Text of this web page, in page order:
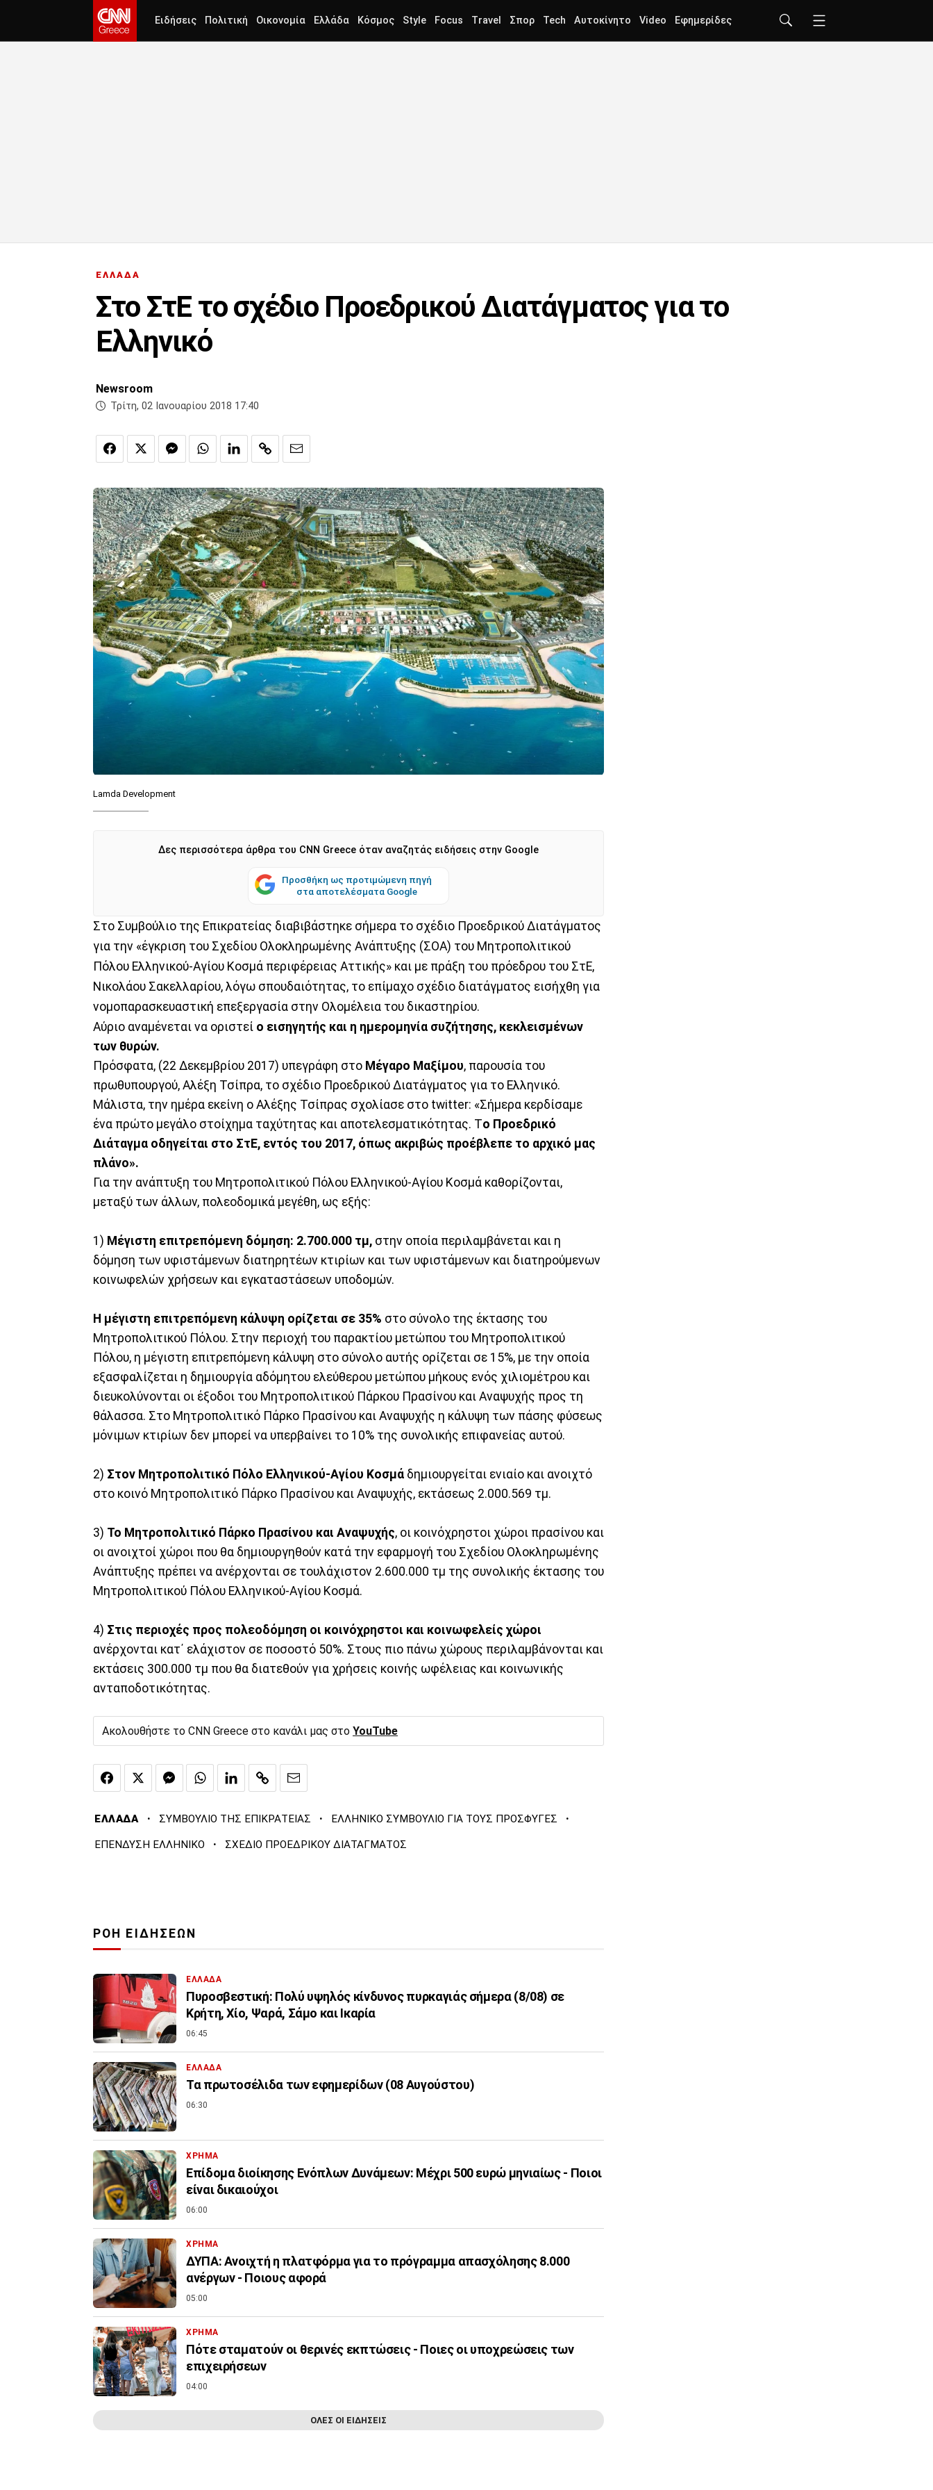
Ειδήσεις Πολιτική Οικονομία Ελλάδα Κόσμος Style Focus Travel Σπορ Tech Αυτοκίνητο Video Εφημερίδες
ΕΛΛΑΔΑ
Στο ΣτΕ το σχέδιο Προεδρικού Διατάγματος για το
Ελληνικό
Newsroom
Τρίτη, 02 Ιανουαρίου 2018 17:40
Lamda Development
Δες περισσότερα άρθρα του CNN Greece όταν αναζητάς ειδήσεις στην Google
Προσθήκη ως προτιμώμενη πηγή
στα αποτελέσματα Google
Στο Συμβούλιο της Επικρατείας διαβιβάστηκε σήμερα το σχέδιο Προεδρικού Διατάγματος
για την «έγκριση του Σχεδίου Ολοκληρωμένης Ανάπτυξης (ΣΟΑ) του Μητροπολιτικού
Πόλου Ελληνικού-Αγίου Κοσμά περιφέρειας Αττικής» και με πράξη του πρόεδρου του ΣτΕ,
Νικολάου Σακελλαρίου, λόγω σπουδαιότητας, το επίμαχο σχέδιο διατάγματος εισήχθη για
νομοπαρασκευαστική επεξεργασία στην Ολομέλεια του δικαστηρίου.
Αύριο αναμένεται να οριστεί ο εισηγητής και η ημερομηνία συζήτησης, κεκλεισμένων
των θυρών.
Πρόσφατα, (22 Δεκεμβρίου 2017) υπεγράφη στο Μέγαρο Μαξίμου, παρουσία του
πρωθυπουργού, Αλέξη Τσίπρα, το σχέδιο Προεδρικού Διατάγματος για το Ελληνικό.
Μάλιστα, την ημέρα εκείνη ο Αλέξης Τσίπρας σχολίασε στο twitter: «Σήμερα κερδίσαμε
ένα πρώτο μεγάλο στοίχημα ταχύτητας και αποτελεσματικότητας. Το Προεδρικό
Διάταγμα οδηγείται στο ΣτΕ, εντός του 2017, όπως ακριβώς προέβλεπε το αρχικό μας
πλάνο».
Για την ανάπτυξη του Μητροπολιτικού Πόλου Ελληνικού-Αγίου Κοσμά καθορίζονται,
μεταξύ των άλλων, πολεοδομικά μεγέθη, ως εξής:
1) Μέγιστη επιτρεπόμενη δόμηση: 2.700.000 τμ, στην οποία περιλαμβάνεται και η
δόμηση των υφιστάμενων διατηρητέων κτιρίων και των υφιστάμενων και διατηρούμενων
κοινωφελών χρήσεων και εγκαταστάσεων υποδομών.
Η μέγιστη επιτρεπόμενη κάλυψη ορίζεται σε 35% στο σύνολο της έκτασης του
Μητροπολιτικού Πόλου. Στην περιοχή του παρακτίου μετώπου του Μητροπολιτικού
Πόλου, η μέγιστη επιτρεπόμενη κάλυψη στο σύνολο αυτής ορίζεται σε 15%, με την οποία
εξασφαλίζεται η δημιουργία αδόμητου ελεύθερου μετώπου μήκους ενός χιλιομέτρου και
διευκολύνονται οι έξοδοι του Μητροπολιτικού Πάρκου Πρασίνου και Αναψυχής προς τη
θάλασσα. Στο Μητροπολιτικό Πάρκο Πρασίνου και Αναψυχής η κάλυψη των πάσης φύσεως
μόνιμων κτιρίων δεν μπορεί να υπερβαίνει το 10% της συνολικής επιφανείας αυτού.
2) Στον Μητροπολιτικό Πόλο Ελληνικού-Αγίου Κοσμά δημιουργείται ενιαίο και ανοιχτό
στο κοινό Μητροπολιτικό Πάρκο Πρασίνου και Αναψυχής, εκτάσεως 2.000.569 τμ.
3) Το Μητροπολιτικό Πάρκο Πρασίνου και Αναψυχής, οι κοινόχρηστοι χώροι πρασίνου και
οι ανοιχτοί χώροι που θα δημιουργηθούν κατά την εφαρμογή του Σχεδίου Ολοκληρωμένης
Ανάπτυξης πρέπει να ανέρχονται σε τουλάχιστον 2.600.000 τμ της συνολικής έκτασης του
Μητροπολιτικού Πόλου Ελληνικού-Αγίου Κοσμά.
4) Στις περιοχές προς πολεοδόμηση οι κοινόχρηστοι και κοινωφελείς χώροι
ανέρχονται κατ΄ ελάχιστον σε ποσοστό 50%. Στους πιο πάνω χώρους περιλαμβάνονται και
εκτάσεις 300.000 τμ που θα διατεθούν για χρήσεις κοινής ωφέλειας και κοινωνικής
ανταποδοτικότητας.
Ακολουθήστε το CNN Greece στο κανάλι μας στο YouTube
ΕΛΛΑΔΑ · ΣΥΜΒΟΥΛΙΟ ΤΗΣ ΕΠΙΚΡΑΤΕΙΑΣ · ΕΛΛΗΝΙΚΟ ΣΥΜΒΟΥΛΙΟ ΓΙΑ ΤΟΥΣ ΠΡΟΣΦΥΓΕΣ ·
ΕΠΕΝΔΥΣΗ ΕΛΛΗΝΙΚΟ · ΣΧΕΔΙΟ ΠΡΟΕΔΡΙΚΟΥ ΔΙΑΤΑΓΜΑΤΟΣ
ΡΟΗ ΕΙΔΗΣΕΩΝ
ΕΛΛΑΔΑ
Πυροσβεστική: Πολύ υψηλός κίνδυνος πυρκαγιάς σήμερα (8/08) σε
Κρήτη, Χίο, Ψαρά, Σάμο και Ικαρία
06:45
ΕΛΛΑΔΑ
Τα πρωτοσέλιδα των εφημερίδων (08 Αυγούστου)
06:30
ΧΡΗΜΑ
Επίδομα διοίκησης Ενόπλων Δυνάμεων: Μέχρι 500 ευρώ μηνιαίως - Ποιοι
είναι δικαιούχοι
06:00
ΧΡΗΜΑ
ΔΥΠΑ: Ανοιχτή η πλατφόρμα για το πρόγραμμα απασχόλησης 8.000
ανέργων - Ποιους αφορά
05:00
ΧΡΗΜΑ
Πότε σταματούν οι θερινές εκπτώσεις - Ποιες οι υποχρεώσεις των
επιχειρήσεων
04:00
ΟΛΕΣ ΟΙ ΕΙΔΗΣΕΙΣ